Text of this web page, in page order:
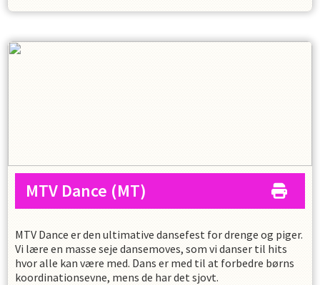
MTV Dance (MT)
MTV Dance er den ultimative dansefest for drenge og piger.
Vi lære en masse seje dansemoves, som vi danser til hits
hvor alle kan være med. Dans er med til at forbedre børns
koordinationsevne, mens de har det sjovt.